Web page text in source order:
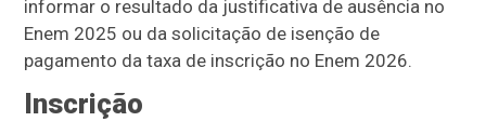
informar o resultado da justificativa de ausência no
Enem 2025 ou da solicitação de isenção de
pagamento da taxa de inscrição no Enem 2026.
Inscrição